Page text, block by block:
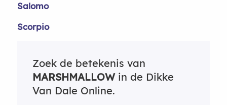
Salomo
Scorpio
Zoek de betekenis van
MARSHMALLOWin de Dikke
Van Dale Online.